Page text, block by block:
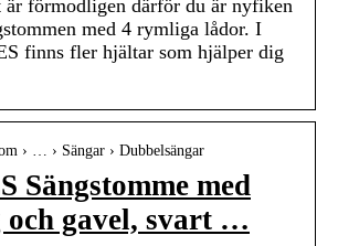
är förmodligen därför du är nyfiken
med 4 rymliga lådor. I
finns fler hjältar som hjälper dig
› … › Sängar › Dubbelsängar
Sängstomme med
gavel, svart …